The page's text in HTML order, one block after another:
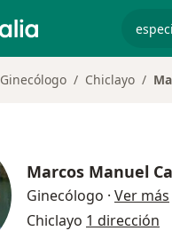
Ginecólogo Chiclayo
Marcos Manuel
Ginecólogo · Ver más
Chiclayo 1 dirección